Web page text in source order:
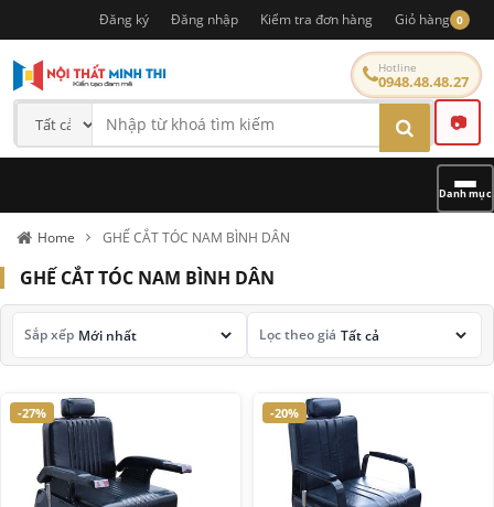
Đăng ký Đăng nhập Kiểm tra đơn hàng Giỏ hàng 0
📷
Hotline
0948.48.48.27
Danh mục
Home GHẾ CẮT TÓC NAM BÌNH DÂN
GHẾ CẮT TÓC NAM BÌNH DÂN
Sắp xếp Lọc theo giá
-27% -20%